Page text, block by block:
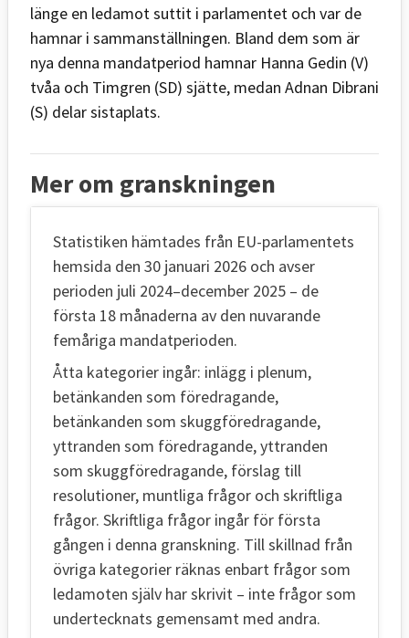
länge en ledamot suttit i parlamentet och var de
hamnar i sammanställningen. Bland dem som är
nya denna mandatperiod hamnar Hanna Gedin (V)
tvåa och Timgren (SD) sjätte, medan Adnan Dibrani
(S) delar sistaplats.
Mer om granskningen
Statistiken hämtades från EU-parlamentets
hemsida den 30 januari 2026 och avser
perioden juli 2024–december 2025 – de
första 18 månaderna av den nuvarande
femåriga mandatperioden.
Åtta kategorier ingår: inlägg i plenum,
betänkanden som föredragande,
betänkanden som skuggföredragande,
yttranden som föredragande, yttranden
som skuggföredragande, förslag till
resolutioner, muntliga frågor och skriftliga
frågor. Skriftliga frågor ingår för första
gången i denna granskning. Till skillnad från
övriga kategorier räknas enbart frågor som
ledamoten själv har skrivit – inte frågor som
undertecknats gemensamt med andra.